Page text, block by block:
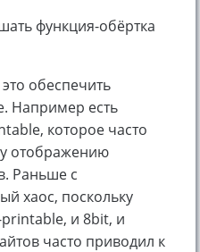
функция-обёртка
обеспечить
Например есть
которое часто
отображению
Раньше с
хаос, поскольку
и 8bit, и
часто приводил к